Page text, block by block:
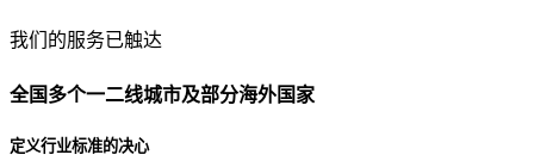
贵公司预算范围是？
贵公司的团队规模是？
我们的服务已触达
全国多个一二线城市及部分海外国家
定义行业标准的决心